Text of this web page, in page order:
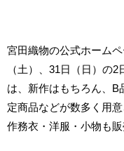
宮田織物の公式ホーム
（土）、31日（日）の
は、新作はもちろん、B
定商品などが数多く用
作務衣・洋服・小物も販